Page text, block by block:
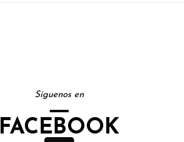
Síguenos en
FACEBOOK